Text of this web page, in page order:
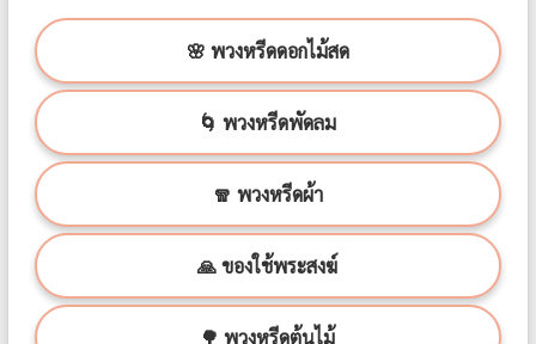
🌸 พวงหรีดดอกไม้สด
🌀 พวงหรีดพัดลม
🧣 พวงหรีดผ้า
🙏 ของใช้พระสงฆ์
🌳 พวงหรีดต้นไม้